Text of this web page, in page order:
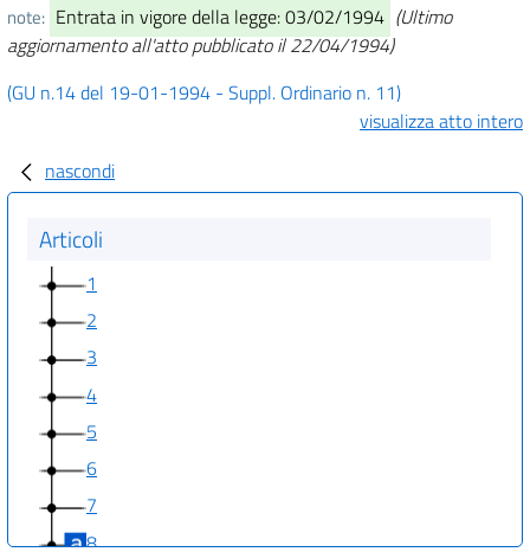
note: Entrata in vigore della legge: 03/02/1994 (Ultimo
aggiornamento all'atto pubblicato il 22/04/1994)
(GU n.14 del 19-01-1994 - Suppl. Ordinario n. 11)
visualizza atto intero
nascondi
Articoli
1
2
3
4
5
6
7
8